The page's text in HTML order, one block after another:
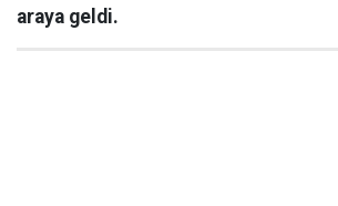
araya geldi.